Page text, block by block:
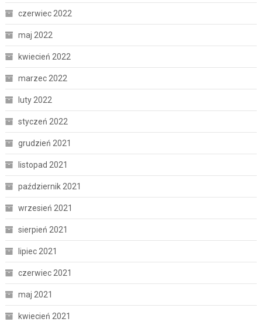
czerwiec 2022
maj 2022
kwiecień 2022
marzec 2022
luty 2022
styczeń 2022
grudzień 2021
listopad 2021
październik 2021
wrzesień 2021
sierpień 2021
lipiec 2021
czerwiec 2021
maj 2021
kwiecień 2021